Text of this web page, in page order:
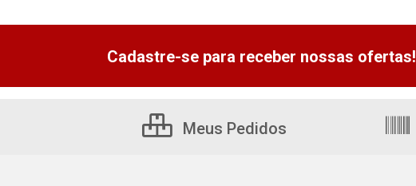
Cadastre-se para receber nossas ofertas!
Meus Pedidos